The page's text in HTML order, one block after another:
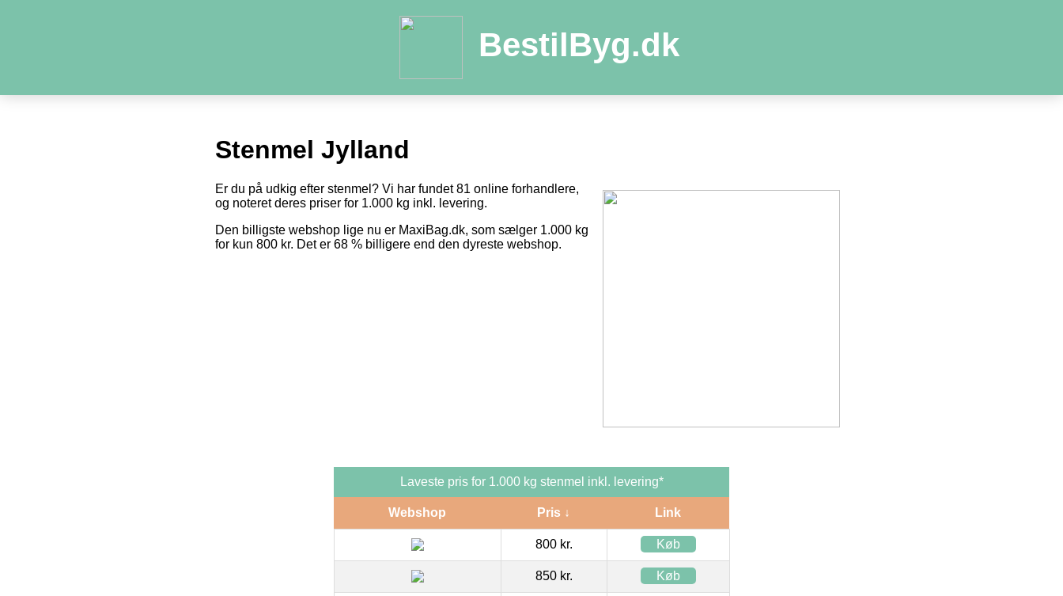
BestilByg.dk
Stenmel Jylland
Er du på udkig efter stenmel? Vi har fundet 81 online forhandlere,
og noteret deres priser for 1.000 kg inkl. levering.
Den billigste webshop lige nu er MaxiBag.dk, som sælger 1.000 kg
for kun 800 kr. Det er 68 % billigere end den dyreste webshop.
Laveste pris for 1.000 kg stenmel inkl. levering*
Webshop Pris ↓ Link
800 kr. Køb
850 kr. Køb